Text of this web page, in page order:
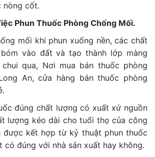
nòng cốt.
Phun Thuốc Phòng Chống Mối.
mối khi phun xuống nền, các chất
vào đất và tạo thành lớp màng
qua, Nơi mua bán thuốc phòng
An, cửa hàng bán thuốc phòng
đúng chất lượng có xuất xứ nguồn
lượng kéo dài cho tuổi thọ của công
được kết hợp từ kỷ thuật phun thuốc
có đúng với nhà sản xuất hay không.